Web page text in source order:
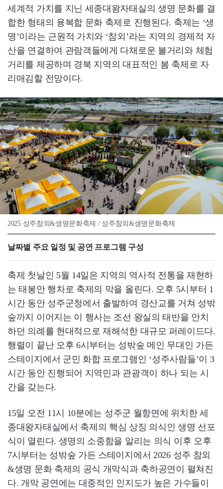
세계적 가치를 지닌 세종대왕자태실의 생명 문화를 결
합한 형태의 융복합 문화 축제로 진행된다. 축제는 ‘생
명’이라는 근원적 가치와 ‘참외’라는 지역의 경제적 자
산을 연결하여 관람객들에게 다채로운 볼거리와 체험
거리를 제공하며 경북 지역의 대표적인 봄 축제로 자
리매김할 전망이다.
2025 성주참외&생명문화축제 / 성주참외&생명문화축제
날짜별 주요 일정 및 공연 프로그램 구성
축제 첫날인 5월 14일은 지역의 역사적 전통을 재현하
는 태봉안 행차로 축제의 막을 올린다. 오후 5시부터 1
시간 동안 성주군청에서 출발하여 경산교를 거쳐 성밖
숲까지 이어지는 이 행사는 조선 왕실의 태반을 안치
하던 의례를 현대적으로 재해석한 대규모 퍼레이드다.
행렬이 끝난 오후 6시부터는 성밖숲 메인 무대인 가든
스테이지에서 군민 화합 프로그램인 ‘성주사람들’이 3
시간 동안 진행되어 지역민과 관광객이 하나 되는 시
간을 갖는다.
15일 오전 11시 10분에는 성주군 월항면에 위치한 세
종대왕자태실에서 축제의 핵심 상징 의식인 생명 선포
식이 열린다. 생명의 소중함을 알리는 의식 이후 오후
7시부터는 성밖숲 가든 스테이지에서 2026 성주 참외
&생명 문화 축제의 공식 개막식과 축하공연이 펼쳐진
다. 개막 공연에는 대중적인 인지도가 높은 가수들이